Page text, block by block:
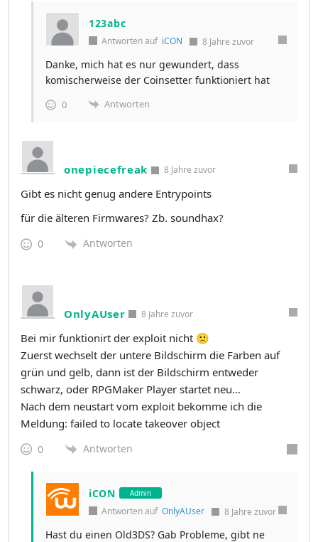
123abc
Antworten auf iCON 8 Jahre zuvor
Danke, mich hat es nur gewundert, dass
komischerweise der Coinsetter funktioniert hat
0 Antworten
onepiecefreak 8 Jahre zuvor
Gibt es nicht genug andere Entrypoints
für die älteren Firmwares? Zb. soundhax?
0 Antworten
OnlyAUser 8 Jahre zuvor
Bei mir funktionirt der exploit nicht 🙁
Zuerst wechselt der untere Bildschirm die Farben auf
grün und gelb, dann ist der Bildschirm entweder
schwarz, oder RPGMaker Player startet neu…
Nach dem neustart vom exploit bekomme ich die
Meldung: failed to locate takeover object
0 Antworten
iCON Admin
Antworten auf OnlyAUser 8 Jahre zuvor
Hast du einen Old3DS? Gab Probleme, gibt ne